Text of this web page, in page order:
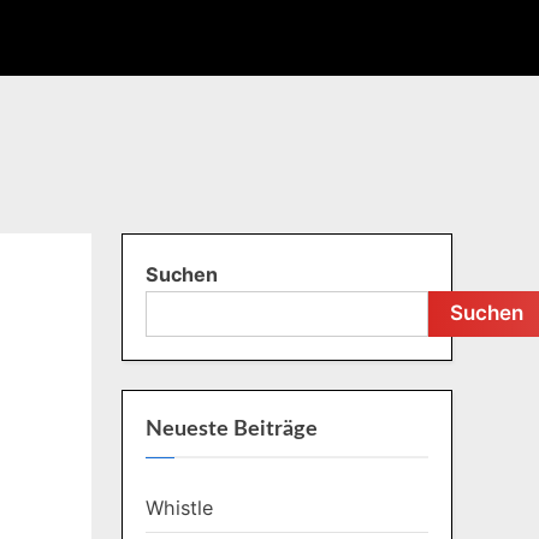
Suchen
Suchen
Neueste Beiträge
Whistle